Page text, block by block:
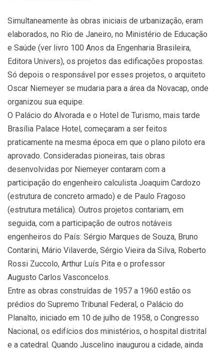
Simultaneamente às obras iniciais de urbanização, eram
elaborados, no Rio de Janeiro, no Ministério de Educação
e Saúde (ver livro 100 Anos da Engenharia Brasileira,
Editora Univers), os projetos das edificações propostas.
Só depois o responsável por esses projetos, o arquiteto
Oscar Niemeyer se mudaria para a área da Novacap, onde
organizou sua equipe.
O Palácio do Alvorada e o Hotel de Turismo, mais tarde
Brasília Palace Hotel, começaram a ser feitos
praticamente na mesma época em que o plano piloto era
aprovado. Consideradas pioneiras, tais obras
desenvolvidas por Niemeyer contaram com a
participação do engenheiro calculista Joaquim Cardozo
(estrutura de concreto armado) e de Paulo Fragoso
(estrutura metálica). Outros projetos contariam, em
seguida, com a participação de outros notáveis
engenheiros do País: Sérgio Marques de Souza, Bruno
Contarini, Mário Vilaverde, Sérgio Vieira da Silva, Roberto
Rossi Zuccolo, Arthur Luís Pita e o professor
Augusto Carlos Vasconcelos.
Entre as obras construídas de 1957 a 1960 estão os
prédios do Supremo Tribunal Federal, o Palácio do
Planalto, iniciado em 10 de julho de 1958, o Congresso
Nacional, os edifícios dos ministérios, o hospital distrital
e a catedral. Quando Juscelino inaugurou a cidade, ainda